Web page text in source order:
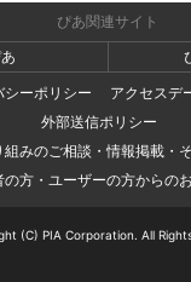
ぴあ関連サイト
シーポリシー
アクセスデ
外部送信ポリシー
組みのご相談・情報掲載・
の方・ユーザーの方からの
(C) PIA Corporation. All